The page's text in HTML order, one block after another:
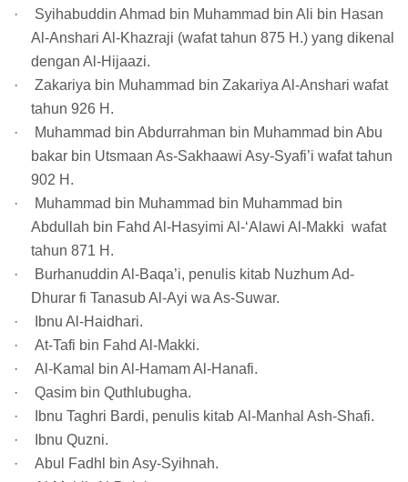
·
Syihabuddin Ahmad bin Muhammad bin Ali bin Hasan
Al-Anshari Al-Khazraji (wafat tahun 875 H.) yang dikenal
dengan Al-Hijaazi.
·
Zakariya bin Muhammad bin Zakariya Al-Anshari wafat
tahun 926 H.
·
Muhammad bin Abdurrahman bin Muhammad bin Abu
bakar bin Utsmaan As-Sakhaawi Asy-Syafi’i wafat tahun
902 H.
·
Muhammad bin Muhammad bin Muhammad bin
Abdullah bin Fahd Al-Hasyimi Al-‘Alawi Al-Makki wafat
tahun 871 H.
·
Burhanuddin Al-Baqa’i, penulis kitab Nuzhum Ad-
Dhurar fi Tanasub Al-Ayi wa As-Suwar.
·
Ibnu Al-Haidhari.
·
At-Tafi bin Fahd Al-Makki.
·
Al-Kamal bin Al-Hamam Al-Hanafi.
·
Qasim bin Quthlubugha.
·
Ibnu Taghri Bardi, penulis kitab Al-Manhal Ash-Shafi.
·
Ibnu Quzni.
·
Abul Fadhl bin Asy-Syihnah.